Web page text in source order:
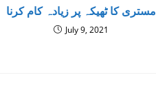
مستری کا ٹھیکہ پر زیادہ کام کرنا
July 9, 2021